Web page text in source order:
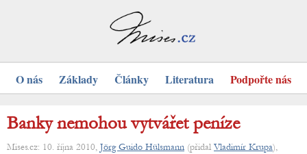
O nás Základy Články Literatura Podpořte nás
Banky nemohou vytvářet peníze
Mises.cz: 10. října 2010, Jörg Guido Hülsmann (přidal Vladimír Krupa),